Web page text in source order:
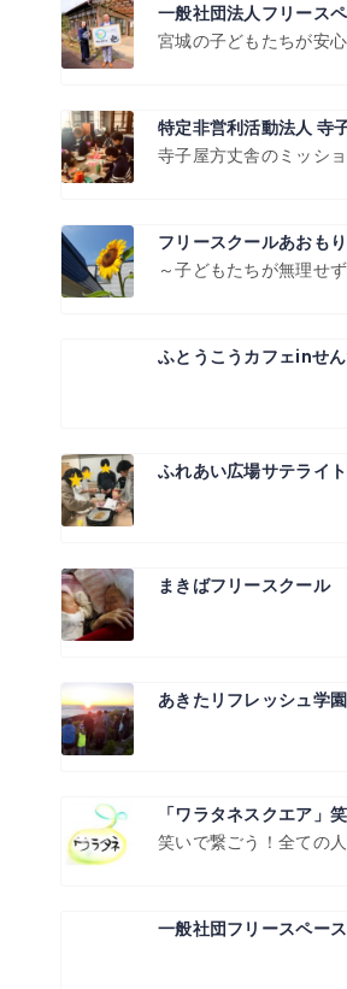
一般社団法人フリース
宮城の子どもたちが安
特定非営利活動法人 寺
寺子屋方丈舎のミッシ
フリースクールあおも
～子どもたちが無理せ
ふとうこうカフェinせ
ふれあい広場サテライ
まきばフリースクール
あきたリフレッシュ学園
「ワラタネスクエア」
笑いで繋ごう！全ての人
一般社団フリースペー